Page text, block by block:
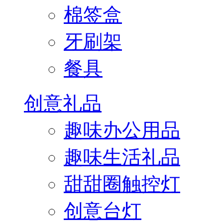
棉签盒
牙刷架
餐具
创意礼品
趣味办公用品
趣味生活礼品
甜甜圈触控灯
创意台灯